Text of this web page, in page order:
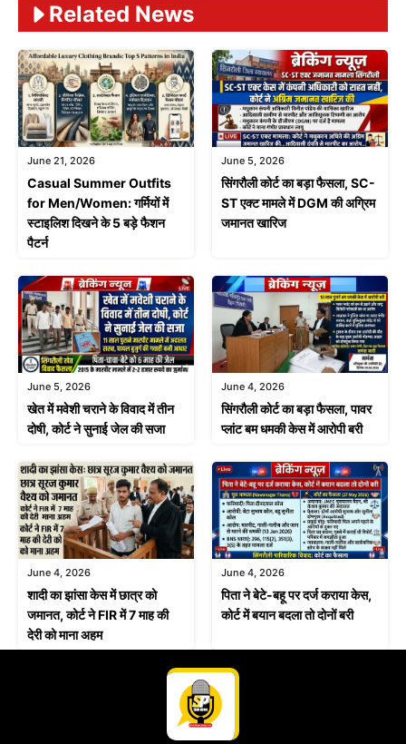
Related News
June 21, 2026
Casual Summer Outfits
for Men/Women: गर्मियों में
स्टाइलिश दिखने के 5 बड़े फैशन
पैटर्न
June 5, 2026
सिंगरौली कोर्ट का बड़ा फैसला, SC-
ST एक्ट मामले में DGM की अग्रिम
जमानत खारिज
June 5, 2026
खेत में मवेशी चराने के विवाद में तीन
दोषी, कोर्ट ने सुनाई जेल की सजा
June 4, 2026
सिंगरौली कोर्ट का बड़ा फैसला, पावर
प्लांट बम धमकी केस में आरोपी बरी
June 4, 2026
शादी का झांसा केस में छात्र को
जमानत, कोर्ट ने FIR में 7 माह की
देरी को माना अहम
June 4, 2026
पिता ने बेटे-बहू पर दर्ज कराया केस,
कोर्ट में बयान बदला तो दोनों बरी